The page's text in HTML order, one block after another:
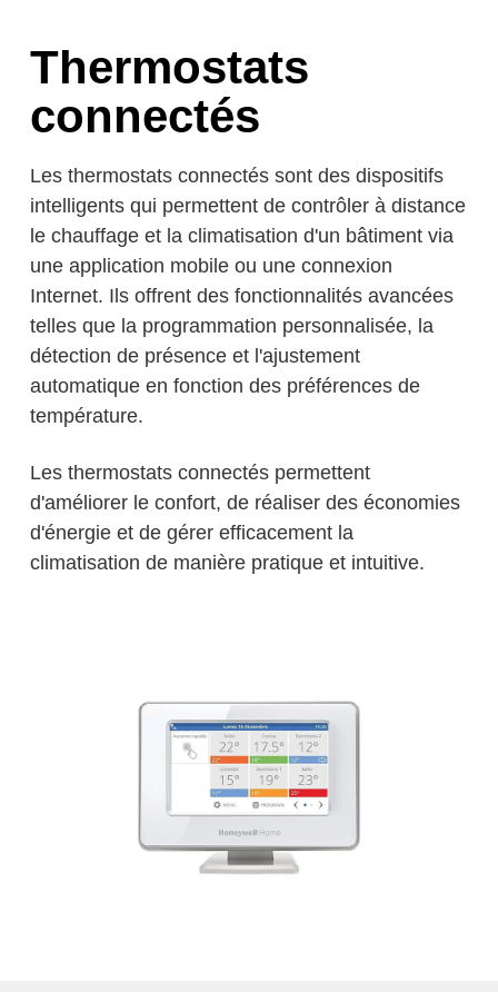
Thermostats
connectés
Les thermostats connectés sont des dispositifs
intelligents qui permettent de contrôler à distance
le chauffage et la climatisation d'un bâtiment via
une application mobile ou une connexion
Internet. Ils offrent des fonctionnalités avancées
telles que la programmation personnalisée, la
détection de présence et l'ajustement
automatique en fonction des préférences de
température.
Les thermostats connectés permettent
d'améliorer le confort, de réaliser des économies
d'énergie et de gérer efficacement la
climatisation de manière pratique et intuitive.